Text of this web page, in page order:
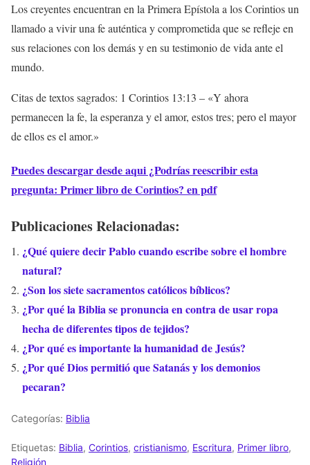
Los creyentes encuentran en la Primera Epístola a los Corintios un
llamado a vivir una fe auténtica y comprometida que se refleje en
sus relaciones con los demás y en su testimonio de vida ante el
mundo.
Citas de textos sagrados: 1 Corintios 13:13 – «Y ahora
permanecen la fe, la esperanza y el amor, estos tres; pero el mayor
de ellos es el amor.»
Puedes descargar desde aqui ¿Podrías reescribir esta
pregunta: Primer libro de Corintios? en pdf
Publicaciones Relacionadas:
¿Qué quiere decir Pablo cuando escribe sobre el hombre
natural?
¿Son los siete sacramentos católicos bíblicos?
¿Por qué la Biblia se pronuncia en contra de usar ropa
hecha de diferentes tipos de tejidos?
¿Por qué es importante la humanidad de Jesús?
¿Por qué Dios permitió que Satanás y los demonios
pecaran?
Categorías: Biblia
Etiquetas: Biblia, Corintios, cristianismo, Escritura, Primer libro,
Religión